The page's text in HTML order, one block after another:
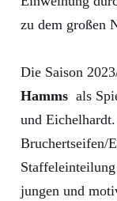
zu dem großen
Die Saison
Hamms als
und
Bruchertseifen/
jungen und